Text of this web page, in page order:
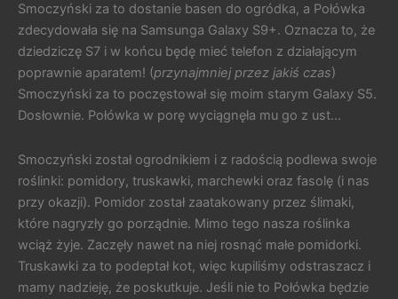
Smoczyński za to dostanie basen do ogródka, a Połówka
zdecydowała się na Samsunga Galaxy S9+. Oznacza to, że
dziedziczę S7 i w końcu będę mieć telefon z działającym
poprawnie aparatem! (przynajmniej przez jakiś czas)
Smoczyński za to poczęstował się moim starym Galaxy S5.
Dosłownie. Połówka w porę wyciągnęła mu go z ust…
Smoczyński został ogrodnikiem i z radością podlewa swoje
roślinki: pomidory, truskawki, marchewki oraz fasolę (i nas
przy okazji). Pomidor został zaatakowany przez ślimaki,
które nagryzły go porządnie. Mimo tego nasza roślinka
wciąż żyje. Zaczęły nawet na niej rosnąć małe pomidorki.
Truskawki za to podeptał kot, więc kupiliśmy odstraszacz i
mamy nadzieję, że poskutkuje. Jeśli nie to Połówka będzie